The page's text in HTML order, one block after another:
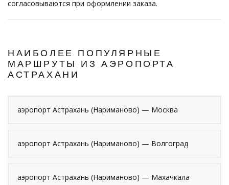
согласовываются при оформлении заказа.
НАИБОЛЕЕ ПОПУЛЯРНЫЕ
МАРШРУТЫ ИЗ АЭРОПОРТА
АСТРАХАНИ
аэропорт Астрахань (Нариманово) — Москва
аэропорт Астрахань (Нариманово) — Волгоград
аэропорт Астрахань (Нариманово) — Махачкала